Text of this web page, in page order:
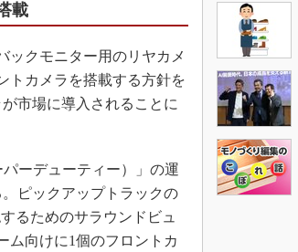
載
ックモニター用のリヤカメ
トカメラを搭載する方針を
市場に導入されることに
ーデューティー）」の運
ピックアップトラックの
るためのサラウンドビュ
ム向けに1個のフロントカ